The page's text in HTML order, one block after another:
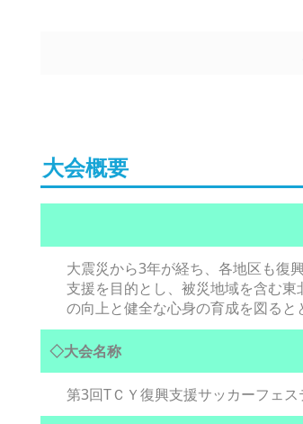
大会概要
大震災から3年が経ち、各地区も復
支援を目的とし、被災地域を含む
の向上と健全な心身の育成を図ると
◇大会名称
第3回TＣＹ復興支援サッカーフェ